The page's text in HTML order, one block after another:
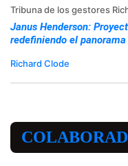
Tribuna de los gestores
Janus Henderson:
redefiniendo el
Richard Clode